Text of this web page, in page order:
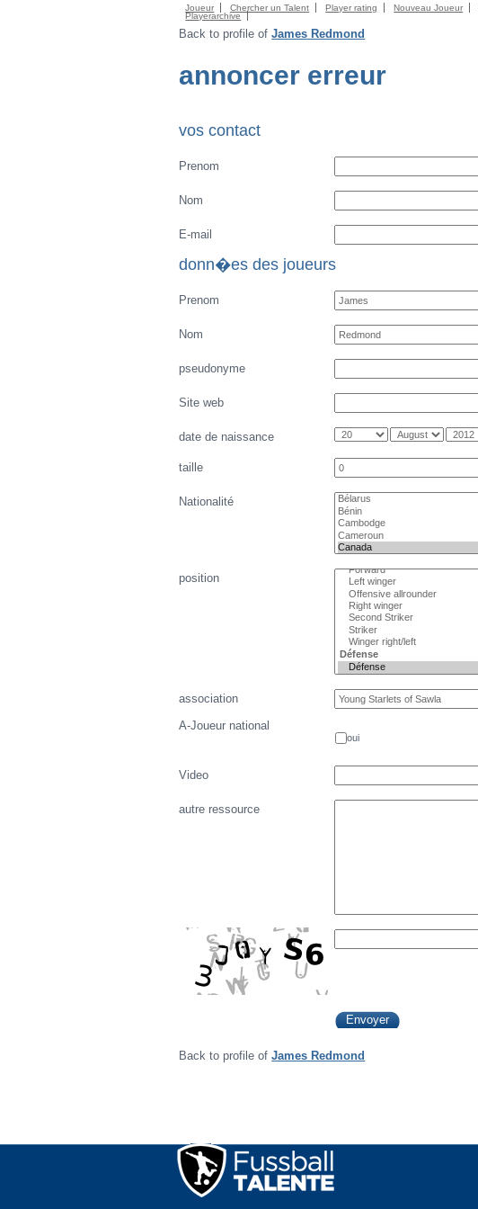
Joueur Chercher un Talent Player rating Nouveau Joueur
Playerarchive
Back to profile of James Redmond
annoncer erreur
vos contact
Prenom
Nom
E-mail
donn�es des joueurs
Prenom
Nom
pseudonyme
Site web
date de naissance
taille
Nationalité
position
association
A-Joueur national
oui
Video
autre ressource
Back to profile of James Redmond